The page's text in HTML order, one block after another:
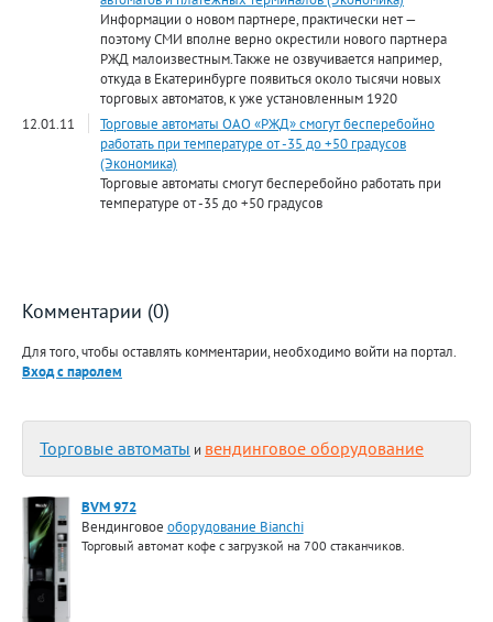
Информации о новом партнере, практически нет —
поэтому СМИ вполне верно окрестили нового партнера
РЖД малоизвестным.Также не озвучивается например,
откуда в Екатеринбурге появиться около тысячи новых
торговых автоматов, к уже установленным 1920
12.01.11
Торговые автоматы ОАО «РЖД» смогут бесперебойно
работать при температуре от -35 до +50 градусов
(Экономика)
Торговые автоматы смогут бесперебойно работать при
температуре от -35 до +50 градусов
Комментарии (0)
Для того, чтобы оставлять комментарии, необходимо войти на портал.
Вход с паролем
Торговые автоматы и вендинговое оборудование
BVM 972
Вендинговое оборудование Bianchi
Торговый автомат кофе с загрузкой на 700 стаканчиков.